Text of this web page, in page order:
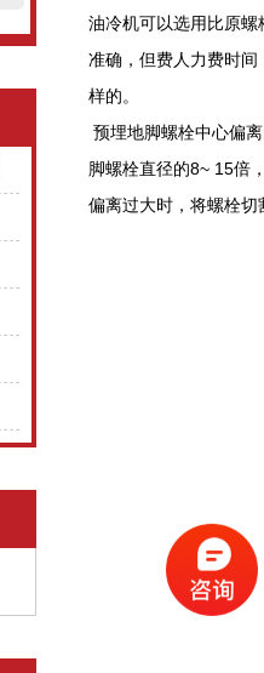
油冷机可以选用比原
准确，但费人力费时
样的。
预埋地脚螺栓中心偏
脚螺栓直径的8~ 15倍
偏离过大时，将螺栓